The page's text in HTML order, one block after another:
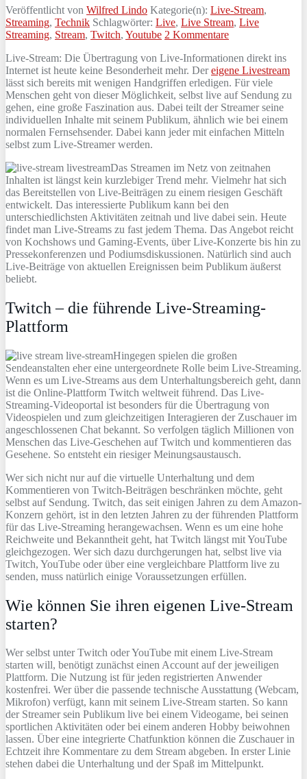
Veröffentlicht von Wilfred Lindo Kategorie(n): Live-Stream,
Streaming, Technik Schlagwörter: Live, Live Stream, Live
Streaming, Stream, Twitch, Youtube 2 Kommentare
Live-Stream: Die Übertragung von Live-Informationen direkt ins
Internet ist heute keine Besonderheit mehr. Dereigene Livestream
lässt sich bereits mit wenigen Handgriffen erledigen. Für viele
Menschen geht von dieser Möglichkeit, selbst live auf Sendung zu
gehen, eine große Faszination aus. Dabei teilt der Streamer seine
individuellen Inhalte mit seinem Publikum, ähnlich wie bei einem
normalen Fernsehsender. Dabei kann jeder mit einfachen Mitteln
selbst zum Live-Streamer werden.
Das Streamen im Netz von zeitnahen
Inhalten ist längst kein kurzlebiger Trend mehr. Vielmehr hat sich
das Bereitstellen von Live-Beiträgen zu einem riesigen Geschäft
entwickelt. Das interessierte Publikum kann bei den
unterschiedlichsten Aktivitäten zeitnah und live dabei sein. Heute
findet man Live-Streams zu fast jedem Thema. Das Angebot reicht
von Kochshows und Gaming-Events, über Live-Konzerte bis hin zu
Pressekonferenzen und Podiumsdiskussionen. Natürlich sind auch
Live-Beiträge von aktuellen Ereignissen beim Publikum äußerst
beliebt.
Twitch – die führende Live-Streaming-
Plattform
Hingegen spielen die großen
Sendeanstalten eher eine untergeordnete Rolle beim Live-Streaming.
Wenn es um Live-Streams aus dem Unterhaltungsbereich geht, dann
ist die Online-Plattform Twitch weltweit führend. Das Live-
Streaming-Videoportal ist besonders für die Übertragung von
Videospielen und zum gleichzeitigen Interagieren der Zuschauer im
angeschlossenen Chat bekannt. So verfolgen täglich Millionen von
Menschen das Live-Geschehen auf Twitch und kommentieren das
Gesehene. So entsteht ein riesiger Meinungsaustausch.
Wer sich nicht nur auf die virtuelle Unterhaltung und dem
Kommentieren von Twitch-Beiträgen beschränken möchte, geht
selbst auf Sendung. Twitch, das seit einigen Jahren zu dem Amazon-
Konzern gehört, ist in den letzten Jahren zu der führenden Plattform
für das Live-Streaming herangewachsen. Wenn es um eine hohe
Reichweite und Bekanntheit geht, hat Twitch längst mit YouTube
gleichgezogen. Wer sich dazu durchgerungen hat, selbst live via
Twitch, YouTube oder über eine vergleichbare Plattform live zu
senden, muss natürlich einige Voraussetzungen erfüllen.
Wie können Sie ihren eigenen Live-Stream
starten?
Wer selbst unter Twitch oder YouTube mit einem Live-Stream
starten will, benötigt zunächst einen Account auf der jeweiligen
Plattform. Die Nutzung ist für jeden registrierten Anwender
kostenfrei. Wer über die passende technische Ausstattung (Webcam,
Mikrofon) verfügt, kann mit seinem Live-Stream starten. So kann
der Streamer sein Publikum live bei einem Videogame, bei seinen
sportlichen Aktivitäten oder bei einem anderen Hobby beiwohnen
lassen. Über eine integrierte Chatfunktion können die Zuschauer in
Echtzeit ihre Kommentare zu dem Stream abgeben. In erster Linie
stehen dabei die Unterhaltung und der Spaß im Mittelpunkt.